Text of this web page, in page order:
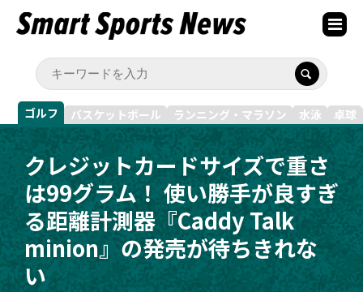
ゴルフ バスケットボール ランニング・マラソン 水泳 卓球
クレジットカードサイズで重さ
は99グラム！ 使い勝手が良すぎ
る距離計測器『Caddy Talk
minion』の発売が待ちきれな
い